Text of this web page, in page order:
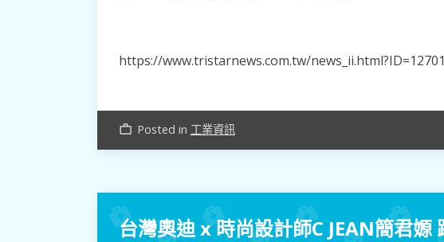
https://www.tristarnews.com.tw/news_ii.html?ID=12701
work_outline Posted in 工業資訊
台灣奧迪 x 時尚設計師C JEAN簡君嫄